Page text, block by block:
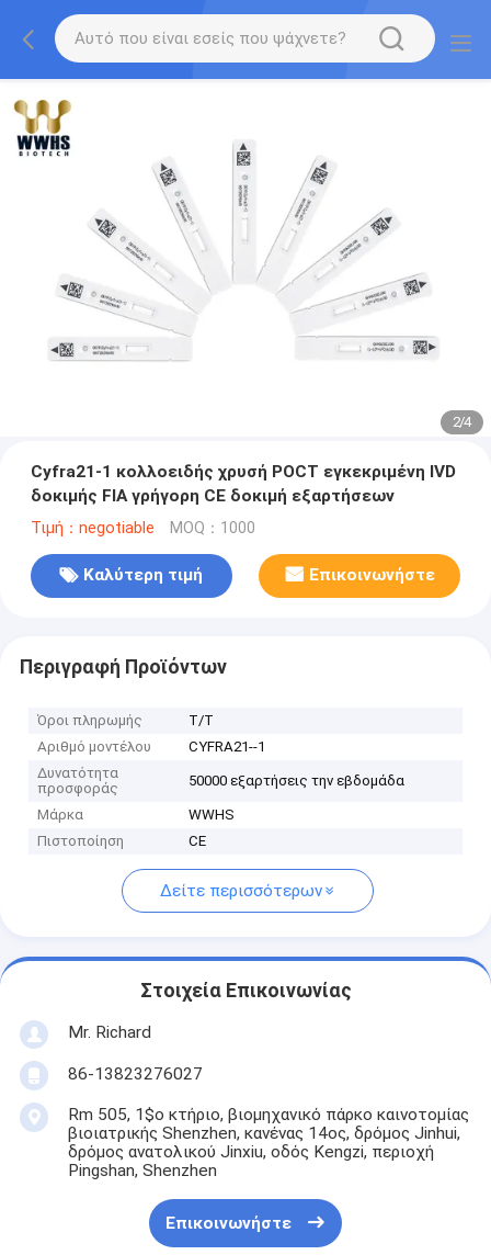
2/4
Cyfra21-1 κολλοειδής χρυσή POCT εγκεκριμένη IVD
δοκιμής FIA γρήγορη CE δοκιμή εξαρτήσεων
Τιμή：negotiable MOQ：1000
Καλύτερη τιμή Επικοινωνήστε
Περιγραφή Προϊόντων
Όροι πληρωμής
T/T
Αριθμό μοντέλου
CYFRA21--1
Δυνατότητα
προσφοράς
50000 εξαρτήσεις την εβδομάδα
Μάρκα
WWHS
Πιστοποίηση
CE
Δείτε περισσότερων
Στοιχεία Επικοινωνίας
Mr. Richard
86-13823276027
Rm 505, 1$ο κτήριο, βιομηχανικό πάρκο καινοτομίας
βιοιατρικής Shenzhen, κανένας 14ος, δρόμος Jinhui,
δρόμος ανατολικού Jinxiu, οδός Kengzi, περιοχή
Pingshan, Shenzhen
Επικοινωνήστε